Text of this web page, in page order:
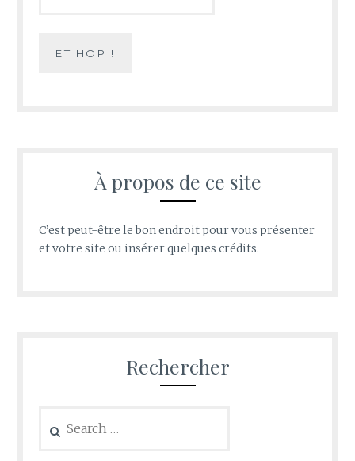
À propos de ce site
C’est peut-être le bon endroit pour vous présenter
et votre site ou insérer quelques crédits.
Rechercher
for: